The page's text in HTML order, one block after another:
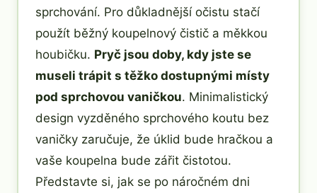
sprchování. Pro důkladnější očistu stačí
použít běžný koupelnový čistič a měkkou
houbičku. Pryč jsou doby, kdy jste se
museli trápit s těžko dostupnými místy
pod sprchovou vaničkou. Minimalistický
design vyzděného sprchového koutu bez
vaničky zaručuje, že úklid bude hračkou a
vaše koupelna bude zářit čistotou.
Představte si, jak se po náročném dni